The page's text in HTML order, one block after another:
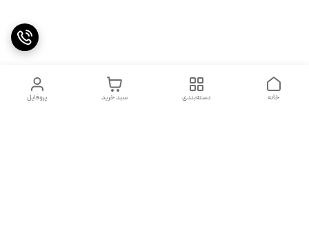
پروفایل سبد خرید دسته‌بندی خانه